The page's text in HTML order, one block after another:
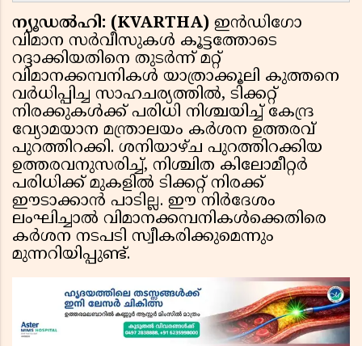
ന്യൂഡൽഹി: (KVARTHA) ഇൻഡിഗോ
വിമാന സർവീസുകൾ കൂട്ടത്തോടെ
റദ്ദാക്കിയതിനെ തുടർന്ന് മറ്റ്
വിമാനക്കമ്പനികൾ യാത്രാക്കൂലി കുത്തനെ
വർധിപ്പിച്ച സാഹചര്യത്തിൽ, ടിക്കറ്റ്
നിരക്കുകൾക്ക് പരിധി നിശ്ചയിച്ച് കേന്ദ്ര
വ്യോമയാന മന്ത്രാലയം കർശന ഉത്തരവ്
പുറത്തിറക്കി. ശനിയാഴ്ച പുറത്തിറക്കിയ
ഉത്തരവനുസരിച്ച്, നിശ്ചിത കിലോമീറ്റർ
പരിധിക്ക് മുകളിൽ ടിക്കറ്റ് നിരക്ക്
ഈടാക്കാൻ പാടില്ല. ഈ നിർദേശം
ലംഘിച്ചാൽ വിമാനക്കമ്പനികൾക്കെതിരെ
കർശന നടപടി സ്വീകരിക്കുമെന്നും
മുന്നറിയിപ്പുണ്ട്.